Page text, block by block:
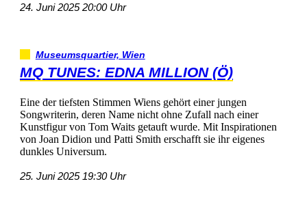
24.Juni202520:00Uhr
Museumsquartier,Wien
MQTUNES:EDNAMILLION(Ö)
EinedertiefstenStimmenWiensgehörteinerjungen
Songwriterin,derenNamenichtohneZufallnacheiner
KunstfigurvonTomWaitsgetauftwurde.MitInspirationen
vonJoanDidionundPattiSmitherschafftsieihreigenes
dunklesUniversum.
25.Juni202519:30Uhr